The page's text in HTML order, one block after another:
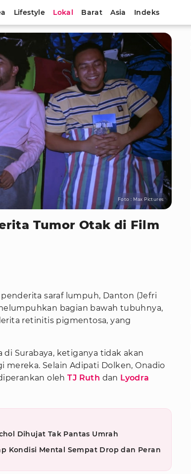
Lifestyle Lokal Barat Asia Indeks
Foto : Max Pictures
Tumor Otak di Film
penderita saraf lumpuh, Danton (Jefri
bagian bawah tubuhnya,
retinitis pigmentosa, yang
Surabaya, ketiganya tidak akan
Selain Adipati Dolken, Onadio
olehTJ Ruth dan Lyodra
Dihujat Tak Pantas Umrah
Kondisi Mental Sempat Drop dan Peran